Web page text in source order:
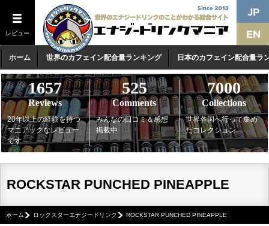
レビュー
ホーム 世界のカフェイン配合量ランキング 日本のカフェイン配合量ラ
1657
Reviews
20年以上の経験を持つ
マニアックなレビュー
です
525
Comments
みんなの口コミ＆感想
掲載中
7000
Collections
世界各国へ行って集め
たコレクション
ROCKSTAR PUNCHED PINEAPPLE
ホーム ロックスターエナジードリンク ROCKSTAR PUNCHED PINEAPPLE